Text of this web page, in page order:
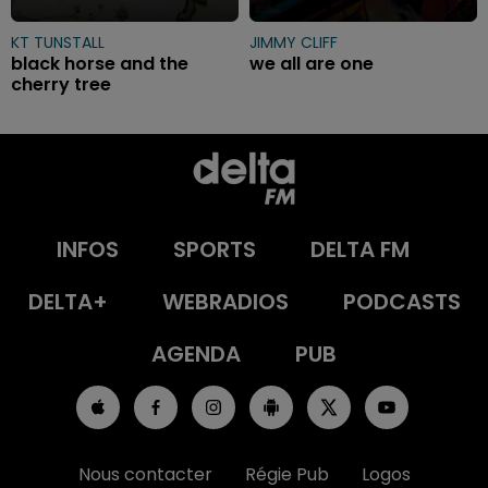
KT TUNSTALL
black horse and the
cherry tree
JIMMY CLIFF
we all are one
INFOS SPORTS
DELTA FM
DELTA+
WEBRADIOS
PODCASTS
AGENDA
PUB
Nous contacter Régie Pub Logos